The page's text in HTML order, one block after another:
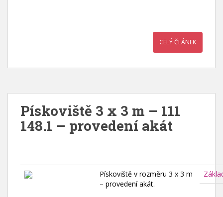
CELÝ ČLÁNEK
Pískoviště 3 x 3 m – 111
148.1 – provedení akát
Pískoviště v rozměru 3 x 3 m
– provedení akát.